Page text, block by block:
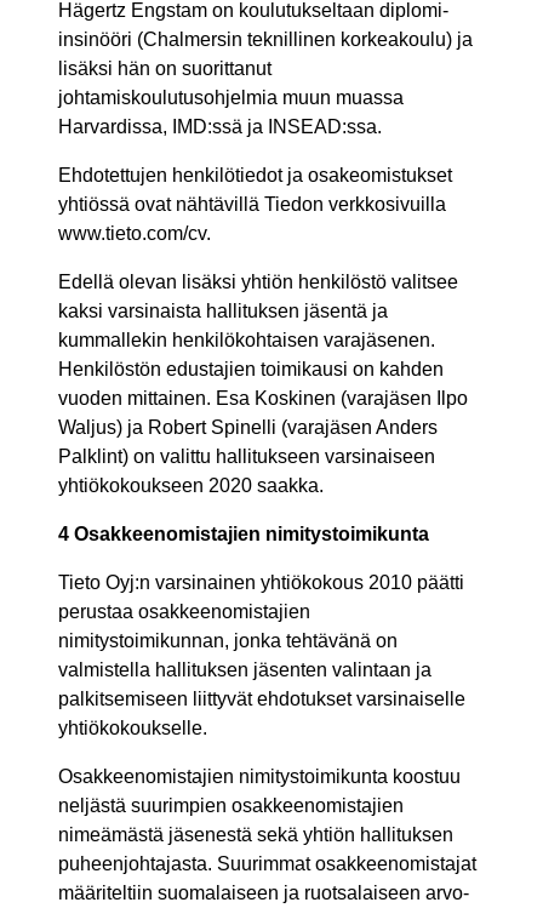
Hägertz Engstam on koulutukseltaan diplomi-
insinööri (Chalmersin teknillinen korkeakoulu) ja
lisäksi hän on suorittanut
johtamiskoulutusohjelmia muun muassa
Harvardissa, IMD:ssä ja INSEAD:ssa.
Ehdotettujen henkilötiedot ja osakeomistukset
yhtiössä ovat nähtävillä Tiedon verkkosivuilla
www.tieto.com/cv.
Edellä olevan lisäksi yhtiön henkilöstö valitsee
kaksi varsinaista hallituksen jäsentä ja
kummallekin henkilökohtaisen varajäsenen.
Henkilöstön edustajien toimikausi on kahden
vuoden mittainen. Esa Koskinen (varajäsen Ilpo
Waljus) ja Robert Spinelli (varajäsen Anders
Palklint) on valittu hallitukseen varsinaiseen
yhtiökokoukseen 2020 saakka.
4 Osakkeenomistajien nimitystoimikunta
Tieto Oyj:n varsinainen yhtiökokous 2010 päätti
perustaa osakkeenomistajien
nimitystoimikunnan, jonka tehtävänä on
valmistella hallituksen jäsenten valintaan ja
palkitsemiseen liittyvät ehdotukset varsinaiselle
yhtiökokoukselle.
Osakkeenomistajien nimitystoimikunta koostuu
neljästä suurimpien osakkeenomistajien
nimeämästä jäsenestä sekä yhtiön hallituksen
puheenjohtajasta. Suurimmat osakkeenomistajat
määriteltiin suomalaiseen ja ruotsalaiseen arvo-